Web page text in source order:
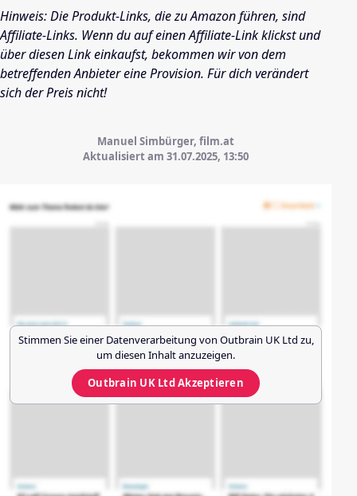
Hinweis: Die Produkt-Links, die zu Amazon führen, sind
Affiliate-Links. Wenn du auf einen Affiliate-Link klickst und
über diesen Link einkaufst, bekommen wir von dem
betreffenden Anbieter eine Provision. Für dich verändert
sich der Preis nicht!
Manuel Simbürger, film.at
Aktualisiert am 31.07.2025, 13:50
Stimmen Sie einer Datenverarbeitung von Outbrain UK Ltd zu,
um diesen Inhalt anzuzeigen.
Outbrain UK LtdAkzeptieren